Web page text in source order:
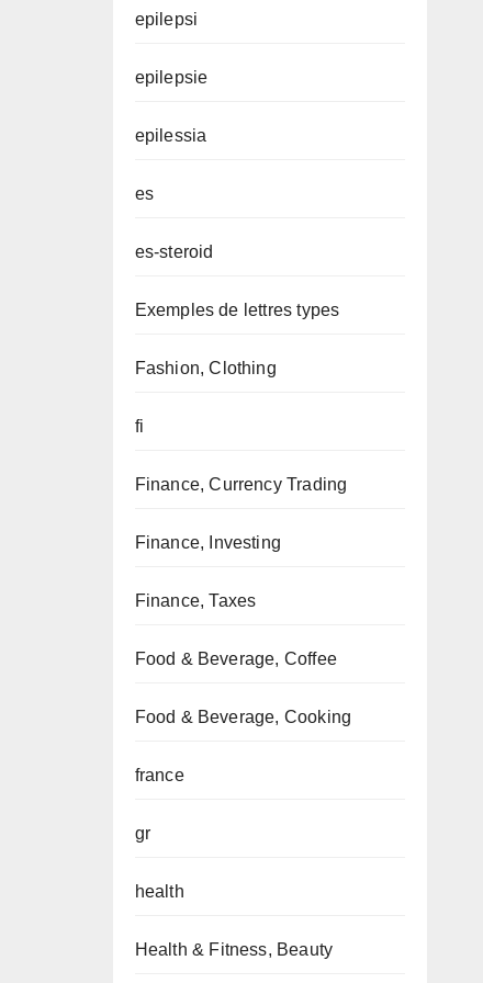
epilepsi
epilepsie
epilessia
es
es-steroid
Exemples de lettres types
Fashion, Clothing
fi
Finance, Currency Trading
Finance, Investing
Finance, Taxes
Food & Beverage, Coffee
Food & Beverage, Cooking
france
gr
health
Health & Fitness, Beauty